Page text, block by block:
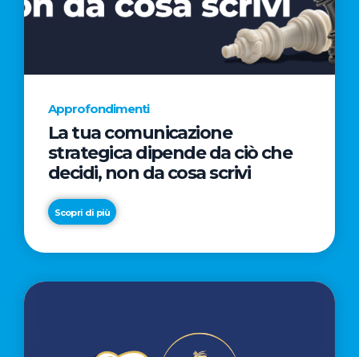
AL
CINEMA
NELLA
CAMPAGNA
REGISTA
PREMIO
OSCAR®
Approfondimenti
La tua comunicazione
strategica dipende da ciò che
decidi, non da cosa scrivi
Scopri di più